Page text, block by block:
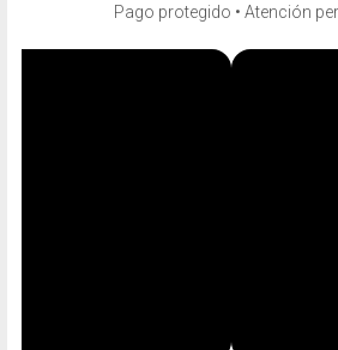
Pago protegido • Atención